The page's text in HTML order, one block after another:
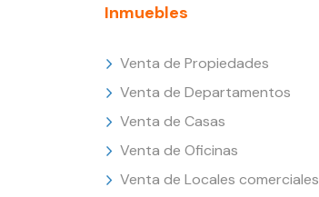
Inmuebles
Venta de Propiedades
Venta de Departamentos
Venta de Casas
Venta de Oficinas
Venta de Locales comerciales